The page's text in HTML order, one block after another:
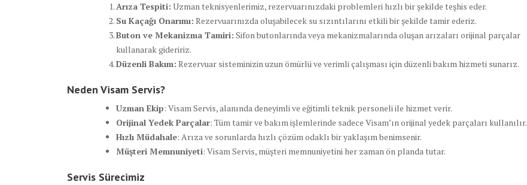
Arıza Tespiti: Uzman teknisyenlerimiz, rezervuarınızdaki problemleri hızlı bir şekilde teşhis eder.
Su Kaçağı Onarımı: Rezervuarınızda oluşabilecek su sızıntılarını etkili bir şekilde tamir ederiz.
Buton ve Mekanizma Tamiri: Sifon butonlarında veya mekanizmalarında oluşan arızaları orijinal parçalar
kullanarak gideririz.
Düzenli Bakım: Rezervuar sisteminizin uzun ömürlü ve verimli çalışması için düzenli bakım hizmeti sunarız.
Neden Visam Servis?
Uzman Ekip: Visam Servis, alanında deneyimli ve eğitimli teknik personeli ile hizmet verir.
Orijinal Yedek Parçalar: Tüm tamir ve bakım işlemlerinde sadece Visam’ın orijinal yedek parçaları kullanılır.
Hızlı Müdahale: Arıza ve sorunlarda hızlı çözüm odaklı bir yaklaşım benimsenir.
Müşteri Memnuniyeti: Visam Servis, müşteri memnuniyetini her zaman ön planda tutar.
Servis Sürecimiz